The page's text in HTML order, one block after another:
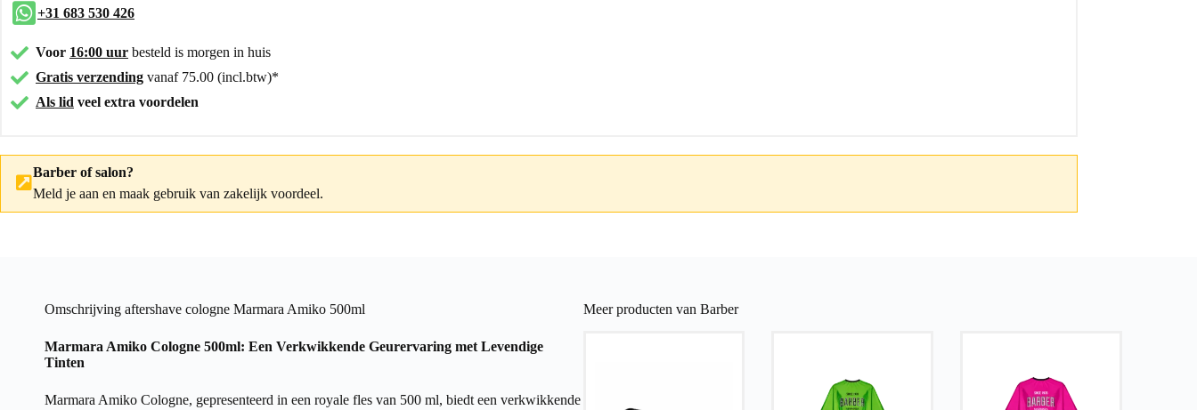
+31 683 530 426
Voor 16:00 uur besteld is morgen in huis
Gratis verzending vanaf 75.00 (incl.btw)*
Als lid veel extra voordelen
Barber of salon?
Meld je aan en maak gebruik van zakelijk voordeel.
Omschrijving aftershave cologne Marmara Amiko 500ml
Marmara Amiko Cologne 500ml: Een Verkwikkende Geurervaring met Levendige
Tinten
Marmara Amiko Cologne, gepresenteerd in een royale fles van 500 ml, biedt een verkwikkende
Meer producten van Barber